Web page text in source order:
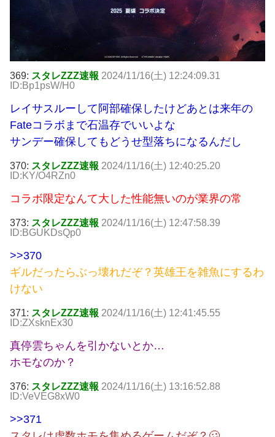
369: スタレZZZ速報 2024/11/16(土) 12:24:09.31
ID:Bp1psW/H0
レイサスルーして阿部確保したけどあとは来年の
Fateコラボまで石温存でいいよな
サンデー確保してもどうせ型落ちになるんだし
370: スタレZZZ速報 2024/11/16(土) 12:40:25.20
ID:KY/O4RZn0
コラボ限定なんて大した性能無いのが業界の常
373: スタレZZZ速報 2024/11/16(土) 12:47:58.39
ID:BGUKDsQp0
>>370
ギルだったらぶっ壊れだぞ？英雄王を雑魚にするわ
けない
371: スタレZZZ速報 2024/11/16(土) 12:41:45.55
ID:ZXsknEx30
真停雲ちゃんを引かないとか…
ホモなのか？
376: スタレZZZ速報 2024/11/16(土) 13:16:52.88
ID:VeVEG8xW0
>>371